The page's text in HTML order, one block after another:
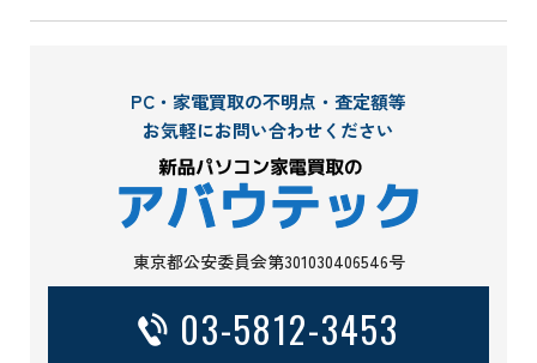
PC・家電買取の不明点・査定額等
お気軽にお問い合わせください
東京都公安委員会第301030406546号
03-5812-3453